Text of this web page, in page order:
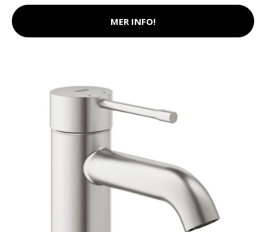
MER INFO!